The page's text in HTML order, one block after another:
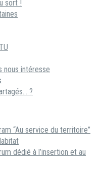
sort !
nous intéresse
?
“Au service du territoire”
dédié à l’insertion et au